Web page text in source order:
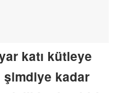
katı kütleye
kadar